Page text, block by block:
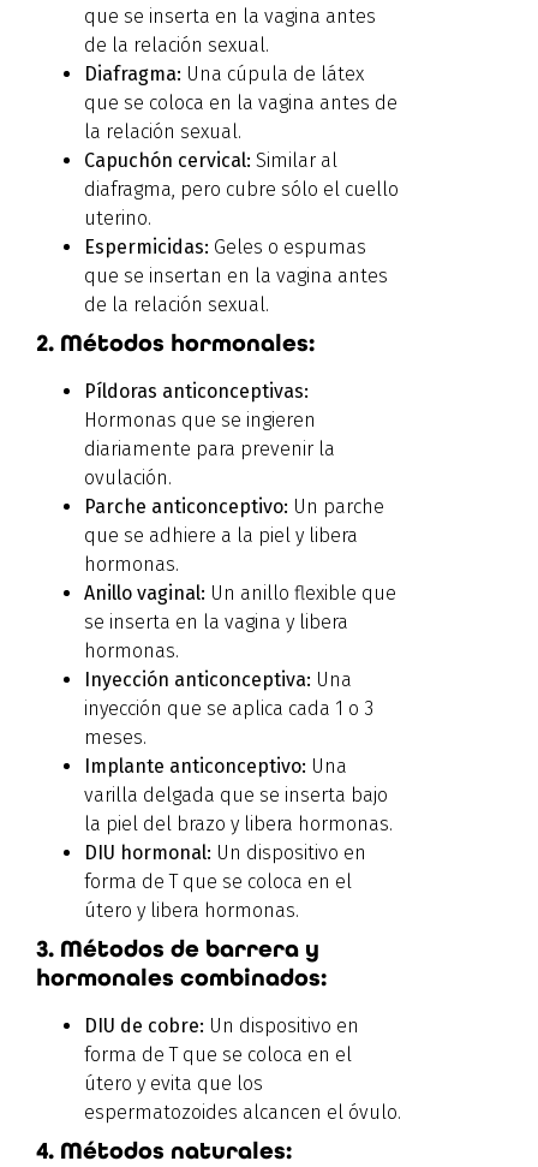
que se inserta en la vagina antes
de la relación sexual.
Diafragma: Una cúpula de látex
que se coloca en la vagina antes de
la relación sexual.
Capuchón cervical: Similar al
diafragma, pero cubre sólo el cuello
uterino.
Espermicidas: Geles o espumas
que se insertan en la vagina antes
de la relación sexual.
2. Métodos hormonales:
Píldoras anticonceptivas:
Hormonas que se ingieren
diariamente para prevenir la
ovulación.
Parche anticonceptivo: Un parche
que se adhiere a la piel y libera
hormonas.
Anillo vaginal: Un anillo flexible que
se inserta en la vagina y libera
hormonas.
Inyección anticonceptiva: Una
inyección que se aplica cada 1 o 3
meses.
Implante anticonceptivo: Una
varilla delgada que se inserta bajo
la piel del brazo y libera hormonas.
DIU hormonal: Un dispositivo en
forma de T que se coloca en el
útero y libera hormonas.
3. Métodos de barrera y
hormonales combinados:
DIU de cobre: Un dispositivo en
forma de T que se coloca en el
útero y evita que los
espermatozoides alcancen el óvulo.
4. Métodos naturales: